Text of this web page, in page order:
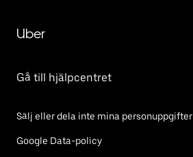
Uber
Gå till hjälpcentret
Sälj eller dela inte mina personuppgifter
Google Data-policy